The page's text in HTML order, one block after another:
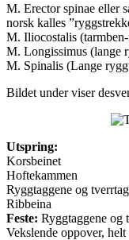
M. Erector spinae eller
norsk kalles
M. Iliocostalis
M. Longissimus (lange
M. Spinalis (Lange
Bildet under viser
Utspring:
Korsbeinet
Hoftekammen
Ryggtaggene og
Ribbeina
Feste: Ryggtaggene og
Vekslende oppover,